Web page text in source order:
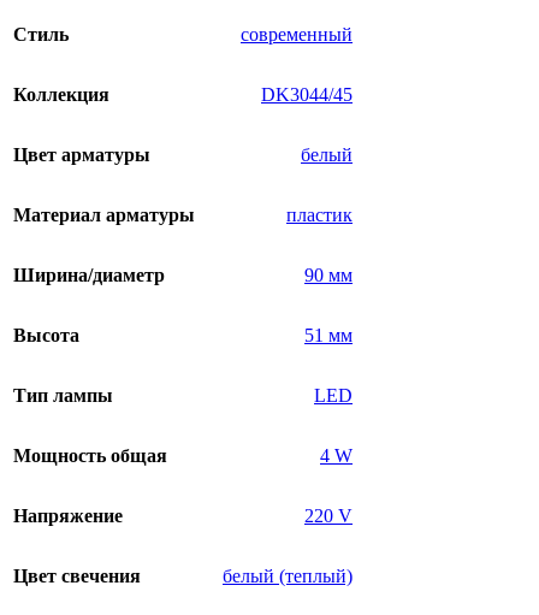
Стиль современный
Коллекция DK3044/45
Цвет арматуры белый
Материал арматуры пластик
Ширина/диаметр 90 мм
Высота 51 мм
Тип лампы LED
Мощность общая 4 W
Напряжение 220 V
Цвет свечения белый (теплый)